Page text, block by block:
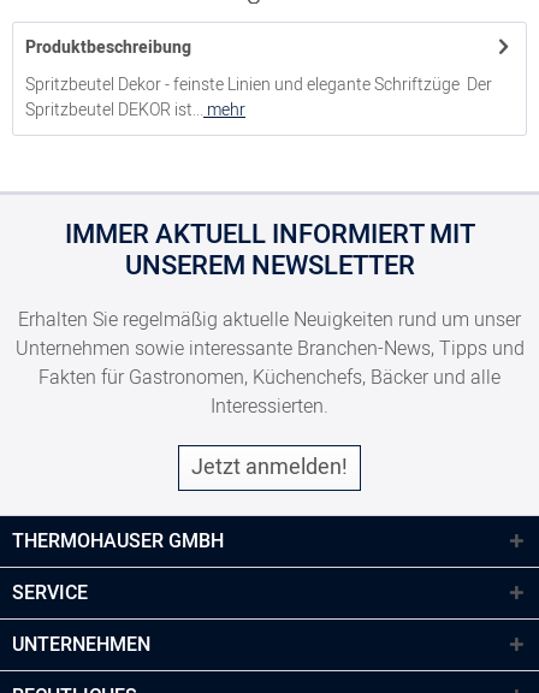
Produktbeschreibung
Spritzbeutel Dekor - feinste Linien und elegante Schriftzüge Der
Spritzbeutel DEKOR ist... mehr
IMMER AKTUELL INFORMIERT MIT
UNSEREM NEWSLETTER
Erhalten Sie regelmäßig aktuelle Neuigkeiten rund um unser
Unternehmen sowie interessante Branchen-News, Tipps und
Fakten für Gastronomen, Küchenchefs, Bäcker und alle
Interessierten.
Jetzt anmelden!
THERMOHAUSER GMBH
SERVICE
UNTERNEHMEN